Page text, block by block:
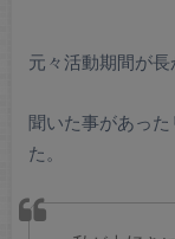
元々活動期間が
聞いた事があっ
た。